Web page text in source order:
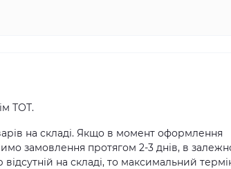
ТОТ.
на складі. Якщо в момент оформлення
замовлення протягом 2-3 днів, в
на складі, то максимальний